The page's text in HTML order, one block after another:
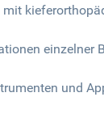
einzelner
und